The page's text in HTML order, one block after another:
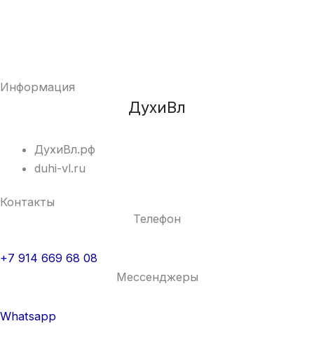
Информация
ДухиВл
ДухиВл.рф
duhi-vl.ru
Контакты
Телефон
+7 914 669 68 08
Мессенджеры
Whatsapp